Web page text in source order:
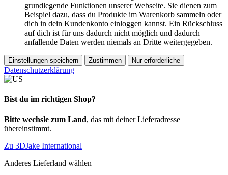
grundlegende Funktionen unserer Webseite. Sie dienen zum
Beispiel dazu, dass du Produkte im Warenkorb sammeln oder
dich in dein Kundenkonto einloggen kannst. Ein Rückschluss
auf dich ist für uns dadurch nicht möglich und dadurch
anfallende Daten werden niemals an Dritte weitergegeben.
Einstellungen speichern Zustimmen Nur erforderliche
Datenschutzerklärung
Bist du im richtigen Shop?
Bitte wechsle zum Land, das mit deiner Lieferadresse
übereinstimmt.
Zu 3DJake International
Anderes Lieferland wählen